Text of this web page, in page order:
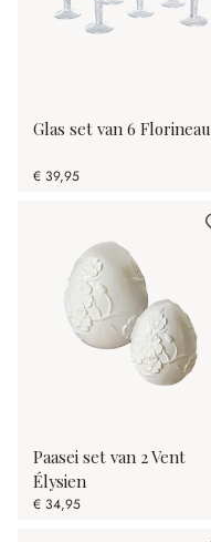
Glas set van 6 Florineau
€ 39,95
Paasei set van 2 Vent
Élysien
€ 34,95